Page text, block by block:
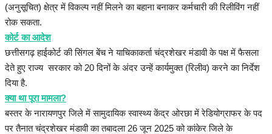
(अनुसूचित) क्षेत्र में विकल्प नहीं मिलने का बहाना बनाकर कर्मचारी की रिलीविंग नहीं
रोक सकता.
कोर्ट का आदेश
छत्तीसगढ़ हाईकोर्ट की सिंगल बेंच ने याचिकाकर्ता चंद्रशेखर मंडावी के पक्ष में फैसला
देते हुए राज्य सरकार को 20 दिनों के अंदर उन्हें कार्यमुक्त (रिलीव) करने का निर्देश
दिया है.
क्या था पूरा मामला?
बस्तर के नारायणपुर जिले में सामुदायिक स्वास्थ्य केंद्र ओरछा में रेडियोग्राफर के पद
पर तैनात चंद्रशेखर मंडावी का तबादला 26 जून 2025 को कांकेर जिले के